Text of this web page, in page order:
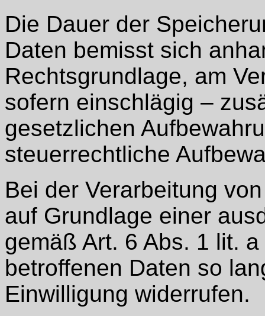
Die Dauer der
Daten bemisst sich
Rechtsgrundlage, am
sofern einschlägig –
gesetzlichen
steuerrechtliche
Bei der Verarbeitung
auf Grundlage einer
gemäß Art. 6 Abs. 1 lit.
betroffenen Daten so
Einwilligung widerrufen.